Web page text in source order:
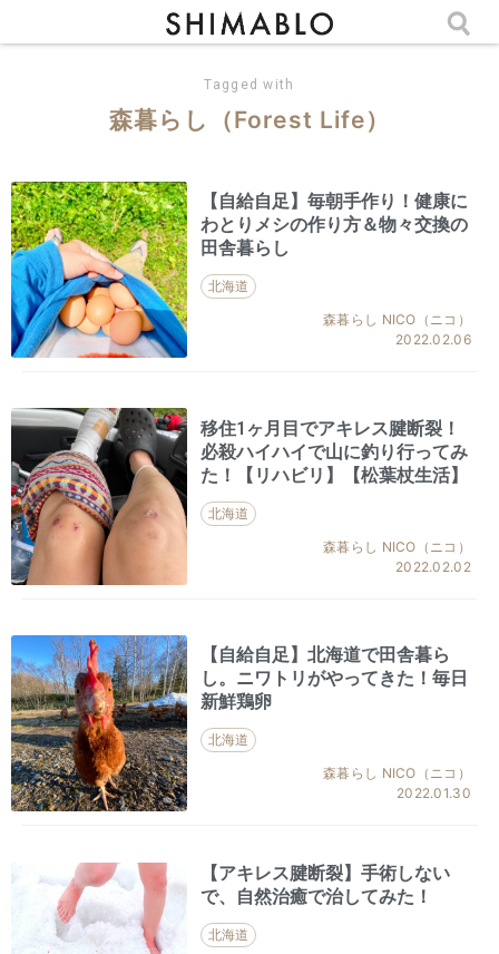
Tagged with
森暮らし（Forest Life）
【自給自足】毎朝手作り！健康に
わとりメシの作り方＆物々交換の
田舎暮らし
北海道
森暮らし NICO（ニコ）
2022.02.06
移住1ヶ月目でアキレス腱断裂！
必殺ハイハイで山に釣り行ってみ
た！【リハビリ】【松葉杖生活】
北海道
森暮らし NICO（ニコ）
2022.02.02
【自給自足】北海道で田舎暮ら
し。ニワトリがやってきた！毎日
新鮮鶏卵
北海道
森暮らし NICO（ニコ）
2022.01.30
【アキレス腱断裂】手術しない
で、自然治癒で治してみた！
北海道